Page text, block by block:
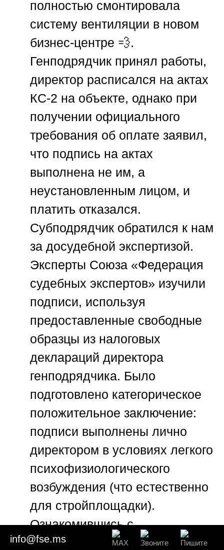
полностью смонтировала
систему вентиляции в новом
бизнес-центре 💨.
Генподрядчик принял работы,
директор расписался на актах
КС-2 на объекте, однако при
получении официального
требования об оплате заявил,
что подпись на актах
выполнена не им, а
неустановленным лицом, и
платить отказался.
Субподрядчик обратился к нам
за досудебной экспертизой.
Эксперты Союза «Федерация
судебных экспертов» изучили
подписи, используя
предоставленные свободные
образцы из налоговых
деклараций директора
генподрядчика. Было
подготовлено категорическое
положительное заключение:
подписи выполнены лично
директором в условиях легкого
психофизиологического
возбуждения (что естественно
для стройплощадки).
Ознакомившись с
заключением
Союза
info@fse.ms